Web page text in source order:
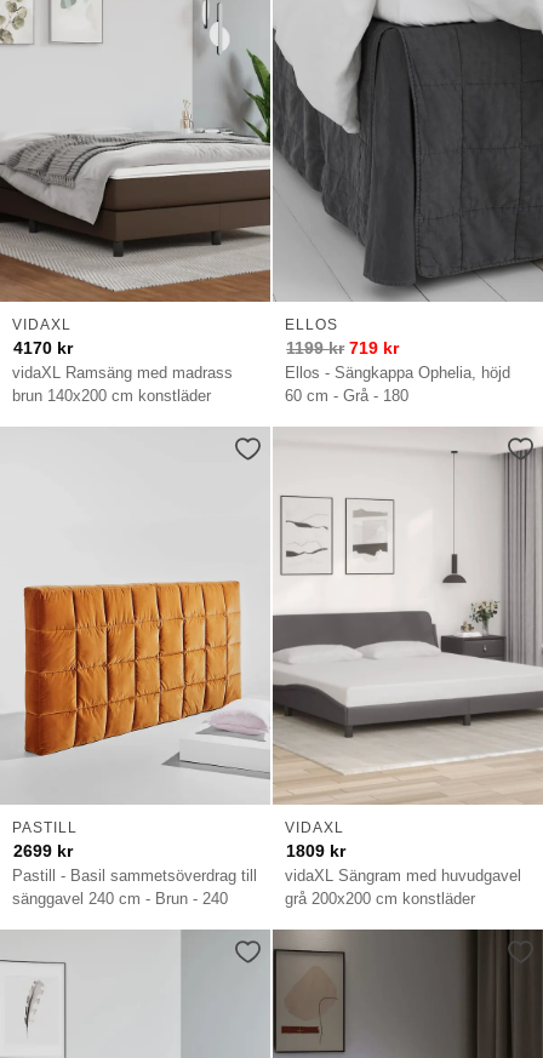
vidaXL Ramsäng med madrass
brun 140x200 cm konstläder
VIDAXL
4170 kr
Ellos - Sängkappa Ophelia, höjd
60 cm - Grå - 180
ELLOS
1199kr 719 kr
Pastill - Basil sammetsöverdrag till
sänggavel 240 cm - Brun - 240
PASTILL
2699 kr
vidaXL Sängram med huvudgavel
grå 200x200 cm konstläder
VIDAXL
1809 kr